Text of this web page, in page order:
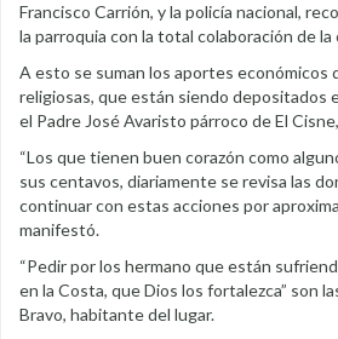
Francisco Carrión, y la policía nacional,
la parroquia con la total colaboración de la
A esto se suman los aportes económicos
religiosas, que están siendo depositados
el Padre José Avaristo párroco de El
“Los que tienen buen corazón como
sus centavos, diariamente se revisa las
continuar con estas acciones por
manifestó.
“Pedir por los hermano que están
en la Costa, que Dios los fortalezca” son
Bravo, habitante del lugar.